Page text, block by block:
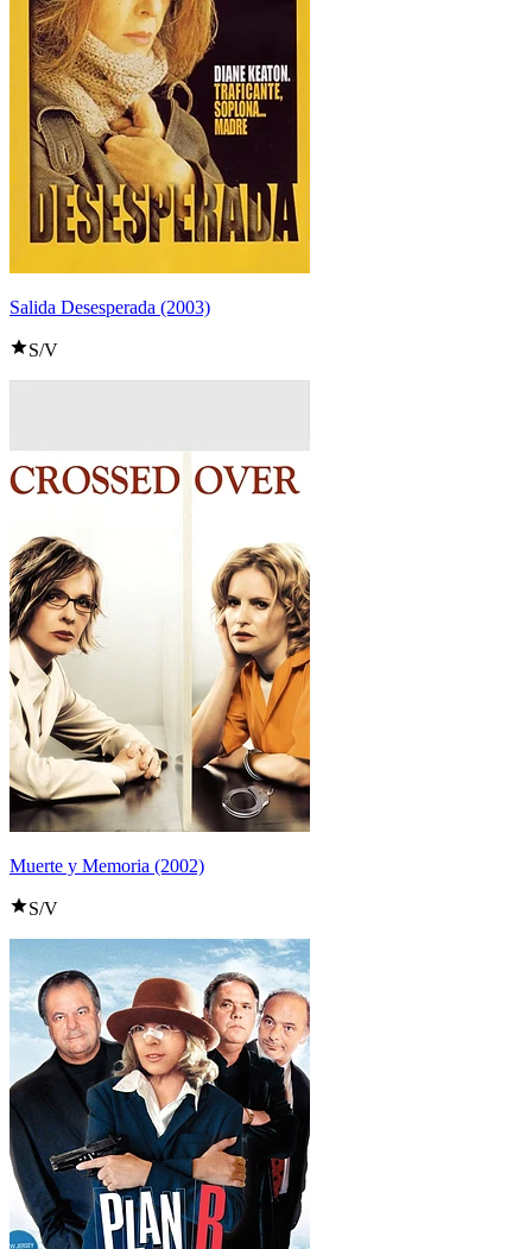
Salida Desesperada (2003)
S/V
Muerte y Memoria (2002)
S/V